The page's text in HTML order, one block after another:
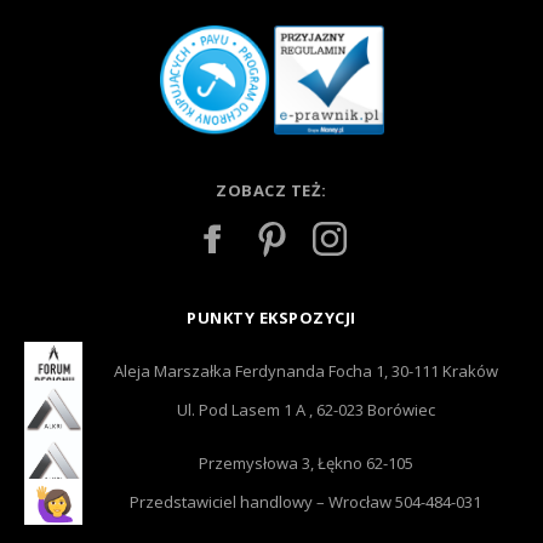
ZOBACZ TEŻ:
PUNKTY EKSPOZYCJI
Aleja Marszałka Ferdynanda Focha 1, 30-111 Kraków
Ul. Pod Lasem 1 A , 62-023 Borówiec
Przemysłowa 3, Łękno 62-105
Przedstawiciel handlowy – Wrocław 504-484-031